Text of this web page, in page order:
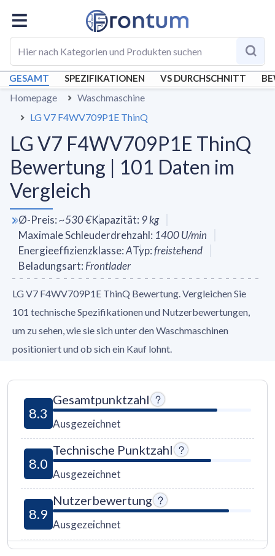
GESAMT SPEZIFIKATIONEN VS DURCHSCHNITT
Homepage
Waschmaschine
LG V7 F4WV709P1E ThinQ
LG V7 F4WV709P1E ThinQ
Bewertung | 101 Daten im
Vergleich
Ø-Preis:~530 €Kapazität: 9kg
Maximale Schleuderdrehzahl: 1400U/min
Energieeffizienzklasse:ATyp:freistehend
Beladungsart: Frontlader
LG V7 F4WV709P1E ThinQ Bewertung. Vergleichen Sie
101 technische Spezifikationen und Nutzerbewertungen,
um zu sehen, wie sie sich unter den Waschmaschinen
positioniert und ob sich ein Kauf lohnt.
8.3
Gesamtpunktzahl
Ausgezeichnet
8.0
Technische Punktzahl
Ausgezeichnet
8.9
Nutzerbewertung
Ausgezeichnet